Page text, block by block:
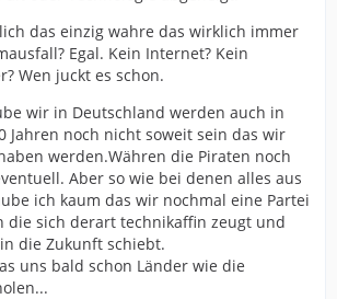
das einzig wahre das wirklich immer
Egal. Kein Internet? Kein
Wen juckt es schon.
wir in Deutschland werden auch in
Jahren noch nicht soweit sein das wir
werden.Währen die Piraten noch
Aber so wie bei denen alles aus
ich kaum das wir nochmal eine Partei
die sich derart technikaffin zeugt und
die Zukunft schiebt.
uns bald schon Länder wie die